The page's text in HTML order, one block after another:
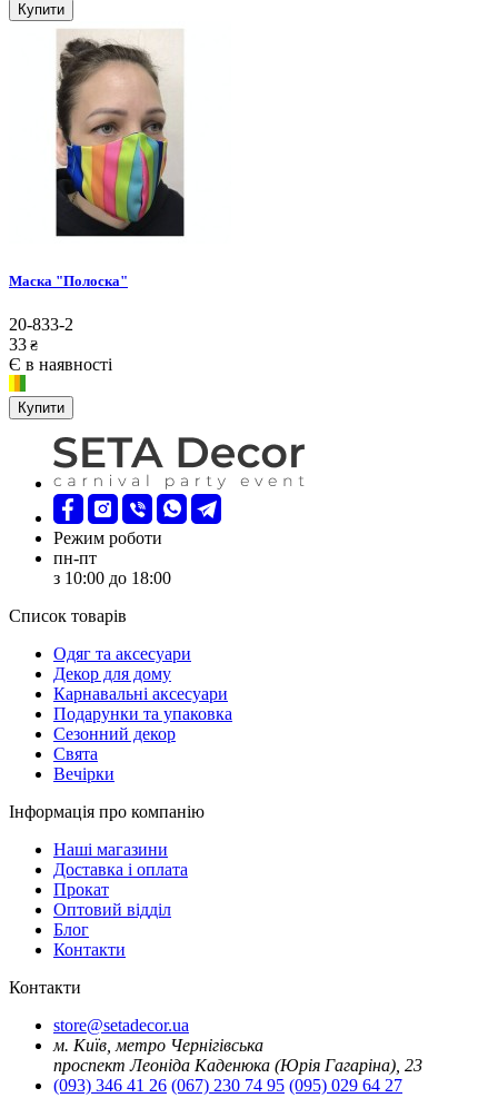
Купити
Маска "Полоска"
20-833-2
33 ₴
Є в наявності
Купити
Режим роботи
пн-пт
з 10:00 до 18:00
Список товарів
Oдяг та аксесуари
Декор для дому
Карнавальні аксесуари
Подарунки та упаковка
Сезонний декор
Свята
Вечірки
Інформація про компанію
Наші магазини
Доставка і оплата
Прокат
Оптовий відділ
Блог
Контакти
Контакти
store@setadecor.ua
м. Київ, метро Чернігівська
проспект Леоніда Каденюка (Юрія Гагаріна), 23
(093) 346 41 26 (067) 230 74 95 (095) 029 64 27